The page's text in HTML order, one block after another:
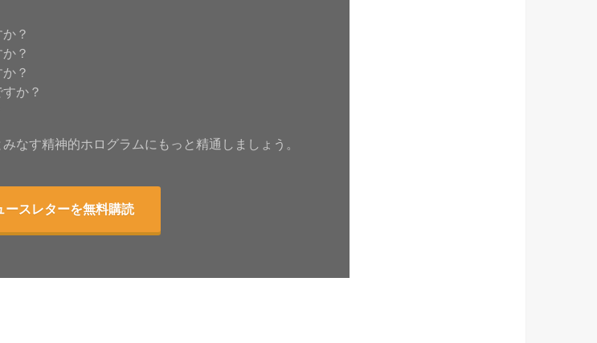
？
？
？
か？
なす精神的ホログラムにもっと精通しましょう。
ースレターを無料購読